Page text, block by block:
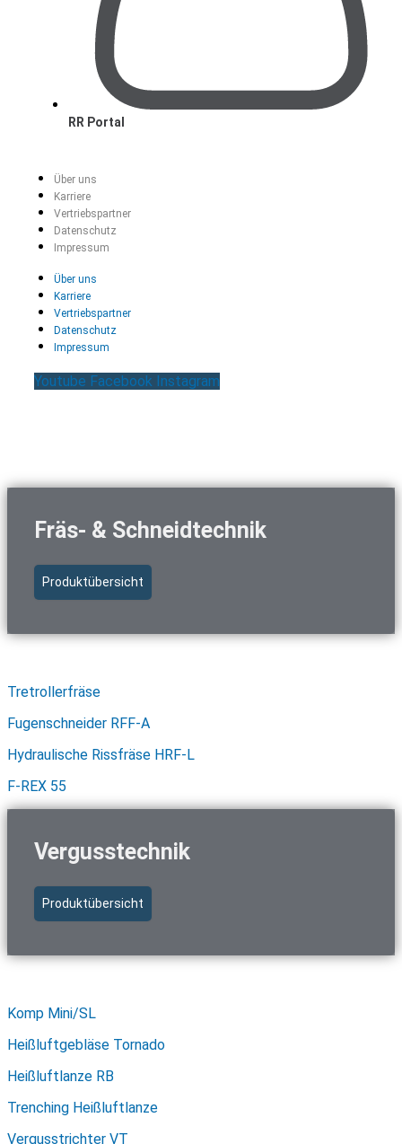
RR Portal
Über uns
Karriere
Vertriebspartner
Datenschutz
Impressum
Über uns
Karriere
Vertriebspartner
Datenschutz
Impressum
Youtube Facebook Instagram
Fräs- & Schneidtechnik
Produktübersicht
Tretrollerfräse
Fugenschneider RFF-A
Hydraulische Rissfräse HRF-L
F-REX 55
Vergusstechnik
Produktübersicht
Komp Mini/SL
Heißluftgebläse Tornado
Heißluftlanze RB
Trenching Heißluftlanze
Vergusstrichter VT